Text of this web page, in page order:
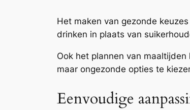
Het maken van gezonde
drinken in plaats van
Ook het plannen van
maar ongezonde opties te
Eenvoudige